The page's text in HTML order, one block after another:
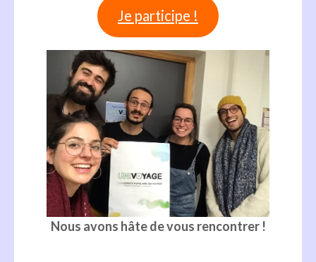
Je participe !
Nous avons hâte de vous rencontrer !